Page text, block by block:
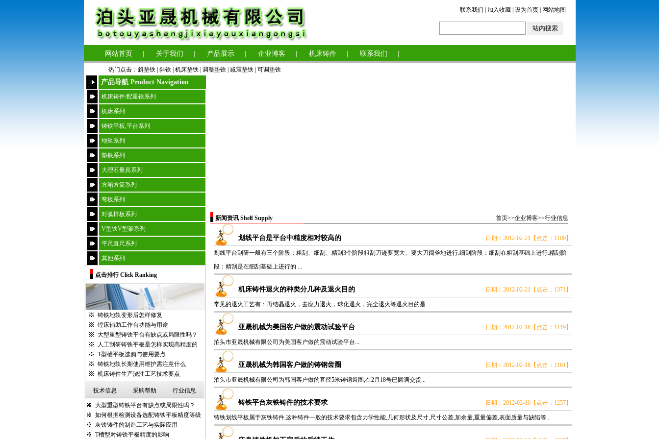
联系我们 加入收藏| 设为首页| 网站地图
网站首页 关于我们 产品展示 企业博客 机床铸件 联系我们
热门点击： 斜垫铁| 斜铁 | 机床垫铁| 调整垫铁| 减震垫铁| 可调垫铁
产品导航 Product Navigation
机床铸件/配重铁系列
机床系列
铸铁平板,平台系列
地轨系列
垫铁系列
大理石量具系列
方箱方筒系列
弯板系列
对弧样板系列
V型铁V型架系列
平尺直尺系列
其他系列
点击排行 Click Ranking
铸铁地轨变形后怎样修复
镗床辅助工作台功能与用途
大型重型铸铁平台有缺点或局限性吗？
人工刮研铸铁平板是怎样实现高精度的
T型槽平板选购与使用要点
铸铁地轨长期使用维护需注意什么
机床铸件生产浇注工艺技术要点
技术信息 采购帮助 行业信息
大型重型铸铁平台有缺点或局限性吗？
如何根据检测设备选配铸铁平板精度等级
灰铁铸件的制造工艺与实际应用
T槽型对铸铁平板精度的影响
新闻资讯 Shelf Supply 首页>>企业博客>>行业信息
划线平台是平台中精度相对较高的 日期：2012-02-21【点击：1109】
划线平台刮研一般有三个阶段：粗刮、细刮、精刮3个阶段粗刮刀迹要宽大、要大刀阔斧地进行.细刮阶段：细刮在粗刮基础上进行.精刮阶
段：精刮是在细刮基础上进行的 ...
机床铸件退火的种类分几种及退火目的 日期：2012-02-21【点击：1371】
常见的退火工艺有：再结晶退火，去应力退火，球化退火，完全退火等退火目的是..................
亚晟机械为美国客户做的震动试验平台 日期：2012-02-18【点击：1119】
泊头市亚晟机械有限公司为美国客户做的震动试验平台...
亚晟机械为韩国客户做的铸钢齿圈 日期：2012-02-18【点击：1161】
泊头市亚晟机械有限公司为韩国客户做的直径5米铸钢齿圈,在2月18号已圆满交货...
铸铁平台灰铁铸件的技术要求 日期：2012-02-16【点击：1257】
铸铁划线平板属于灰铁铸件,这种铸件一般的技术要求包含力学性能,几何形状及尺寸,尺寸公差,加余量,重量偏差,表面质量与缺陷等...